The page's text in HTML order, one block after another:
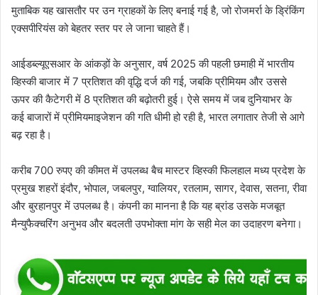
मुताबिक यह खासतौर पर उन ग्राहकों के लिए बनाई गई है, जो रोजमर्रा के ड्रिंकिंग
एक्सपीरियंस को बेहतर स्तर पर ले जाना चाहते हैं।
आईडब्ल्यूएसआर के आंकड़ों के अनुसार, वर्ष 2025 की पहली छमाही में भारतीय
व्हिस्की बाजार में 7 प्रतिशत की वृद्धि दर्ज की गई, जबकि प्रीमियम और उससे
ऊपर की कैटेगरी में 8 प्रतिशत की बढ़ोतरी हुई। ऐसे समय में जब दुनियाभर के
कई बाजारों में प्रीमियमाइजेशन की गति धीमी हो रही है, भारत लगातार तेजी से आगे
बढ़ रहा है।
करीब 700 रुपए की कीमत में उपलब्ध बैच मास्टर व्हिस्की फिलहाल मध्य प्रदेश के
प्रमुख शहरों इंदौर, भोपाल, जबलपुर, ग्वालियर, रतलाम, सागर, देवास, सतना, रीवा
और बुरहानपुर में उपलब्ध है। कंपनी का मानना है कि यह ब्रांड उसके मजबूत
मैन्युफैक्चरिंग अनुभव और बदलती उपभोक्ता मांग के सही मेल का उदाहरण बनेगा।